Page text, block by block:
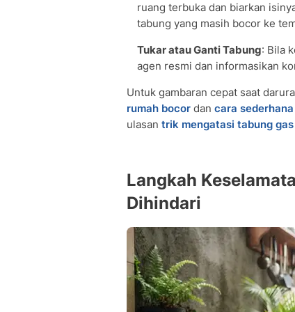
ruang terbuka dan biarkan
tabung yang masih bocor ke
Tukar atau Ganti Tabung: Bila
agen resmi dan informasikan
Untuk gambaran cepat saat
rumah bocor dan cara
ulasan trik mengatasi tabung
Langkah
Dihindari